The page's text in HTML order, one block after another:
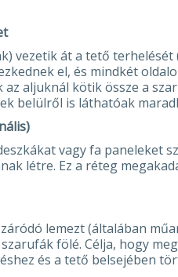
vezetik át a tető terhelését
el, és mindkét
aljuknál kötik össze a
belülről is láthatóak
vagy fa paneleket
létre. Ez a réteg
lemezt (általában
fölé. Célja, hogy
és a tető belsejében